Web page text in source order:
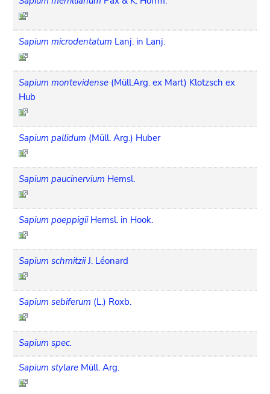
Sapium microdentatum Lanj. in Lanj.
Sapium montevidense (Müll.Arg. ex Mart) Klotzsch ex
Hub
Sapium pallidum (Müll. Arg.) Huber
Sapium paucinervium Hemsl.
Sapium poeppigii Hemsl. in Hook.
Sapium schmitzii J. Léonard
Sapium sebiferum (L.) Roxb.
Sapium spec.
Sapium stylare Müll. Arg.